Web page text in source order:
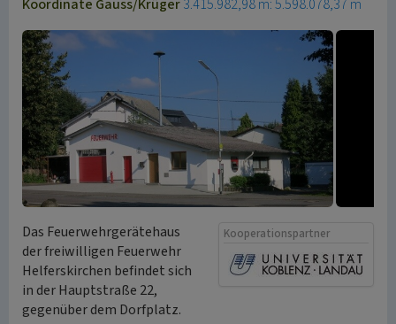
Koordinate Gauss/Krüger3.415.982,98 m: 5.598.078,37 m
Kooperationspartner
Das Feuerwehrgerätehaus
der freiwilligen Feuerwehr
Helferskirchen befindet sich
in der Hauptstraße 22,
gegenüber dem Dorfplatz.